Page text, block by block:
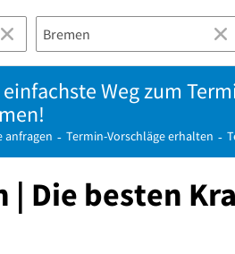
einfachste Weg zum
anfragen Termin-Vorschläge erhalten
| Die besten